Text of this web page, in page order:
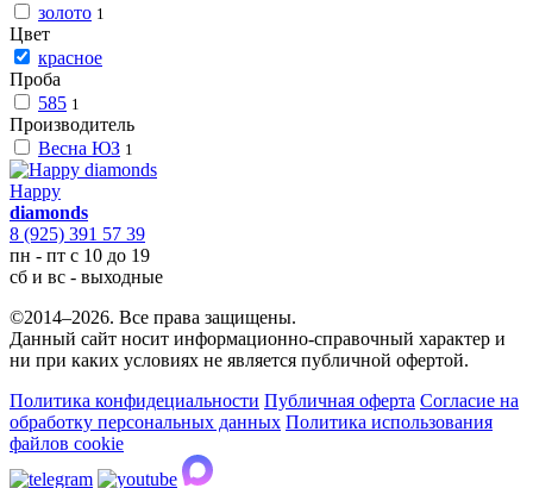
золото 1
Цвет
красное
Проба
585 1
Производитель
Весна ЮЗ 1
Happy
diamonds
8 (925) 391 57 39
пн - пт с 10 до 19
сб и вс - выходные
©2014–2026. Все права защищены.
Данный сайт носит информационно-справочный характер и
ни при каких условиях не является публичной офертой.
Политика конфидециальности Публичная оферта Согласие на
обработку персональных данных Политика использования
файлов cookie